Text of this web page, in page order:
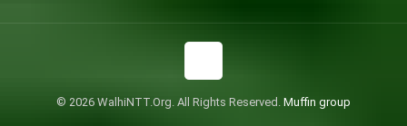
© 2026 WalhiNTT.Org. All Rights Reserved. Muffin group